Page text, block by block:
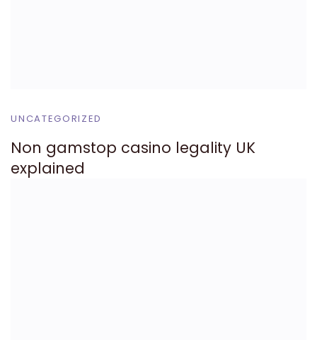
UNCATEGORIZED
Non gamstop casino legality UK
explained